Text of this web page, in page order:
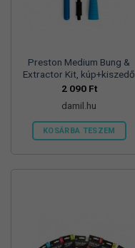
Preston Medium Bung &
Extractor Kit, kúp+kiszedő
2 090 Ft
damil.hu
KOSÁRBA TESZEM